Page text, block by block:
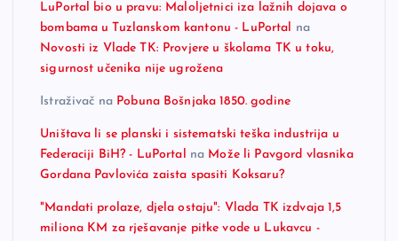
LuPortal bio u pravu: Maloljetnici iza lažnih dojava o
bombama u Tuzlanskom kantonu - LuPortal na
Novosti iz Vlade TK: Provjere u školama TK u toku,
sigurnost učenika nije ugrožena
Istraživač na Pobuna Bošnjaka 1850. godine
Uništava li se planski i sistematski teška industrija u
Federaciji BiH? - LuPortal na Može li Pavgord vlasnika
Gordana Pavlovića zaista spasiti Koksaru?
"Mandati prolaze, djela ostaju": Vlada TK izdvaja 1,5
miliona KM za rješavanje pitke vode u Lukavcu -